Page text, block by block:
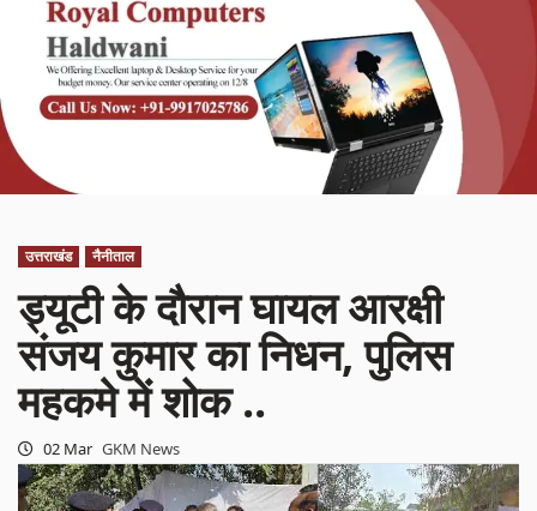
उत्तराखंड नैनीताल
ड्यूटी के दौरान घायल आरक्षी
संजय कुमार का निधन, पुलिस
महकमे में शोक ..
02 Mar GKM News